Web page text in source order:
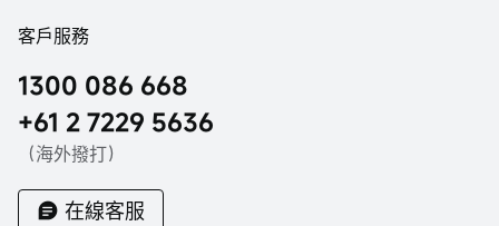
客戶服務
1300 086 668
+61 2 7229 5636
（海外撥打）
在線客服